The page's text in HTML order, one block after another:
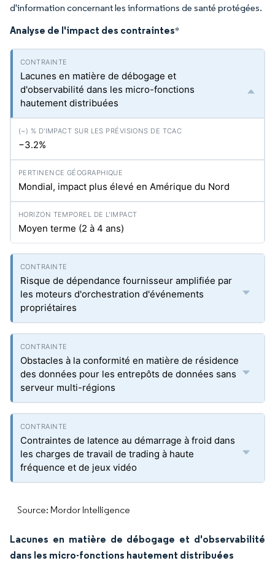
d'information concernant les informations de santé protégées.
Analyse de l'impact des contraintes*
Lacunes en matière de débogage et
d'observabilité dans les micro-fonctions
hautement distribuées
−3.2%
Mondial, impact plus élevé en Amérique du Nord
Moyen terme (2 à 4 ans)
Risque de dépendance fournisseur amplifiée par
les moteurs d'orchestration d'événements
propriétaires
Obstacles à la conformité en matière de résidence
des données pour les entrepôts de données sans
serveur multi-régions
Contraintes de latence au démarrage à froid dans
les charges de travail de trading à haute
fréquence et de jeux vidéo
Source: Mordor Intelligence
Lacunes en matière de débogage et d'observabilité
dans les micro-fonctions hautement distribuées